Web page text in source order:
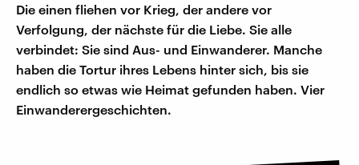
Die einen fliehen vor Krieg, der andere vor
Verfolgung, der nächste für die Liebe. Sie alle
verbindet: Sie sind Aus- und Einwanderer. Manche
haben die Tortur ihres Lebens hinter sich, bis sie
endlich so etwas wie Heimat gefunden haben. Vier
Einwanderergeschichten.